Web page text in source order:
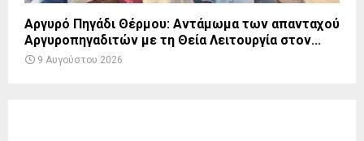
Αργυρό Πηγάδι Θέρμου: Αντάμωμα των απανταχού
Αργυροπηγαδιτών με τη Θεία Λειτουργία στον...
9 Αυγούστου 2026